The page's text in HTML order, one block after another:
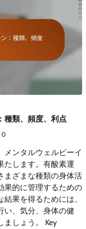
種類、頻度、利点
0
メンタルウェルビーイ
たします。有酸素運
まざまな種類の身体活
果的に管理するための
果を得るためには、
い、気分、身体の健
ましょう。 Key